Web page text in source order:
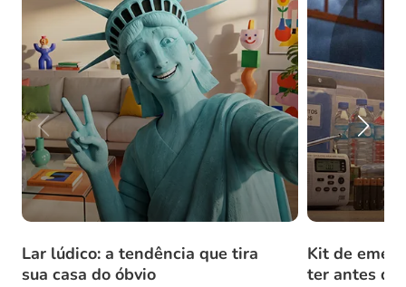
Lar lúdico: a tendência que tira
sua casa do óbvio
Kit de
ter antes